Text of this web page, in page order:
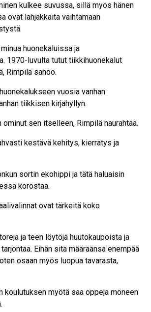
kulkee suvussa, sillä myös hänen
ovat lahjakkaita vaihtamaan
huonekaluissa ja
1970-luvulta tutut tiikkihuonekalut
Rimpilä sanoo.
vuosia vanhan
tiikkisen kirjahyllyn.
sen itselleen, Rimpilä naurahtaa.
kestävä kehitys, kierrätys ja
sortin ekohippi ja tätä haluaisin
korostaa.
ovat tärkeitä koko
ja teen löytöjä huutokaupoista ja
Eihän sitä määräänsä enempää
osaan myös luopua tavarasta,
koulutuksen myötä saa oppeja moneen